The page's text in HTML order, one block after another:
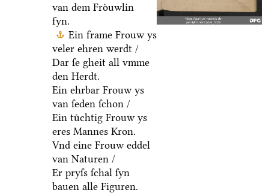
van dem Froͤuwlin
fyn.
Ein frame Frouw ys
veler ehren werdt /
Dar ſe gheit all vmme
den Herdt.
Ein ehrbar Frouw ys
van ſeden ſchon /
Ein tuͤchtig Frouw ys
eres Mannes Kron.
Vnd eine Frouw eddel
van Naturen /
Er pryſs ſchal ſyn
bauen alle Figuren.